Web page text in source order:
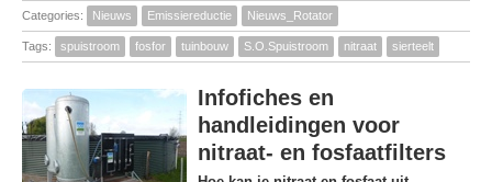
Categories: Nieuws Emissiereductie Nieuws_Rotator
Tags: spuistroom fosfor tuinbouw S.O.Spuistroom nitraat sierteelt
Infofiches en
handleidingen voor
nitraat- en fosfaatfilters